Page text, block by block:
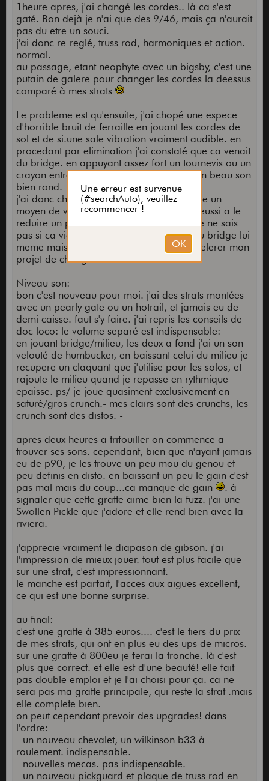
1heure apres, j'ai changé les cordes.. là ca s'est
gaté. Bon dejà je n'ai que des 9/46, mais ça n'aurait
pas du etre un souci.
j'ai donc re-reglé, truss rod, harmoniques et action.
normal.
au passage, etant neophyte avec un bigsby, c'est une
putain de galere pour changer les cordes la deessus
comparé à mes strats
Le probleme est qu'ensuite, j'ai chopé une espece
d'horrible bruit de ferraille en jouant les cordes de
sol et de si.une sale vibration vraiment audible. en
procedant par elimination j'ai constaté que ca venait
du bridge. en appuyant assez fort un tournevis ou un
crayon entre deux pontets, je retrouve mon beau son
bien rond.
j'ai donc cherché pendant plus d'une heure un
moyen de virer ça, mais impossible. j'ai reussi a le
reduire un peu mais pas completement. je ne sais
pas si ca vient des cordes plus fines ou du bridge lui
meme mais c'est ultra penible...ca va accelerer mon
projet de changer le chevalet.
Niveau son:
bon c'est nouveau pour moi. j'ai des strats montées
avec un pearly gate ou un hotrail, et jamais eu de
demi caisse. faut s'y faire. j'ai repris les conseils de
doc loco: le volume separé est indispensable:
en jouant bridge/milieu, les deux a fond j'ai un son
velouté de humbucker, en baissant celui du milieu je
recupere un claquant que j'utilise pour les solos, et
rajoute le milieu quand je repasse en rythmique
epaisse. ps/ je joue quasiment exclusivement en
saturé/gros crunch.- mes clairs sont des crunchs, les
crunch sont des distos. -
apres deux heures a trifouiller on commence a
trouver ses sons. cependant, bien que n'ayant jamais
eu de p90, je les trouve un peu mou du genou et
peu definis en disto. en baissant un peu le gain c'est
pas mal mais du coup...ca manque de gain
. à
signaler que cette gratte aime bien la fuzz. j'ai une
Swollen Pickle que j'adore et elle rend bien avec la
riviera.
j'apprecie vraiment le diapason de gibson. j'ai
l'impression de mieux jouer. tout est plus facile que
sur une strat, c'est impressionnant.
le manche est parfait, l'acces aux aigues excellent,
ce qui est une bonne surprise.
------
au final:
c'est une gratte à 385 euros.... c'est le tiers du prix
de mes strats, qui ont en plus eu des ups de micros.
sur une gratte à 800eu je ferai la tronche. là c'est
plus que correct. et elle est d'une beauté! elle fait
pas double emploi et je l'ai choisi pour ça. ca ne
sera pas ma gratte principale, qui reste la strat .mais
elle complete bien.
on peut cependant prevoir des upgrades! dans
l'ordre:
- un nouveau chevalet, un wilkinson b33 à
roulement. indispensable.
- nouvelles mecas. pas indispensable.
- un nouveau pickguard et plaque de truss rod en